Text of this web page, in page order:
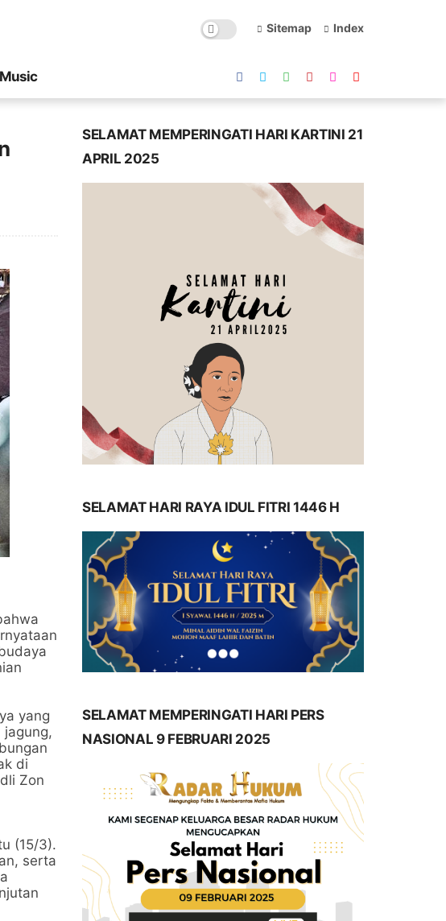
Sitemap Index
Music
yang
di
Zon
(15/3).
serta
SELAMAT MEMPERINGATI HARI KARTINI 21
APRIL 2025
SELAMAT HARI RAYA IDUL FITRI 1446 H
SELAMAT MEMPERINGATI HARI PERS
NASIONAL 9 FEBRUARI 2025